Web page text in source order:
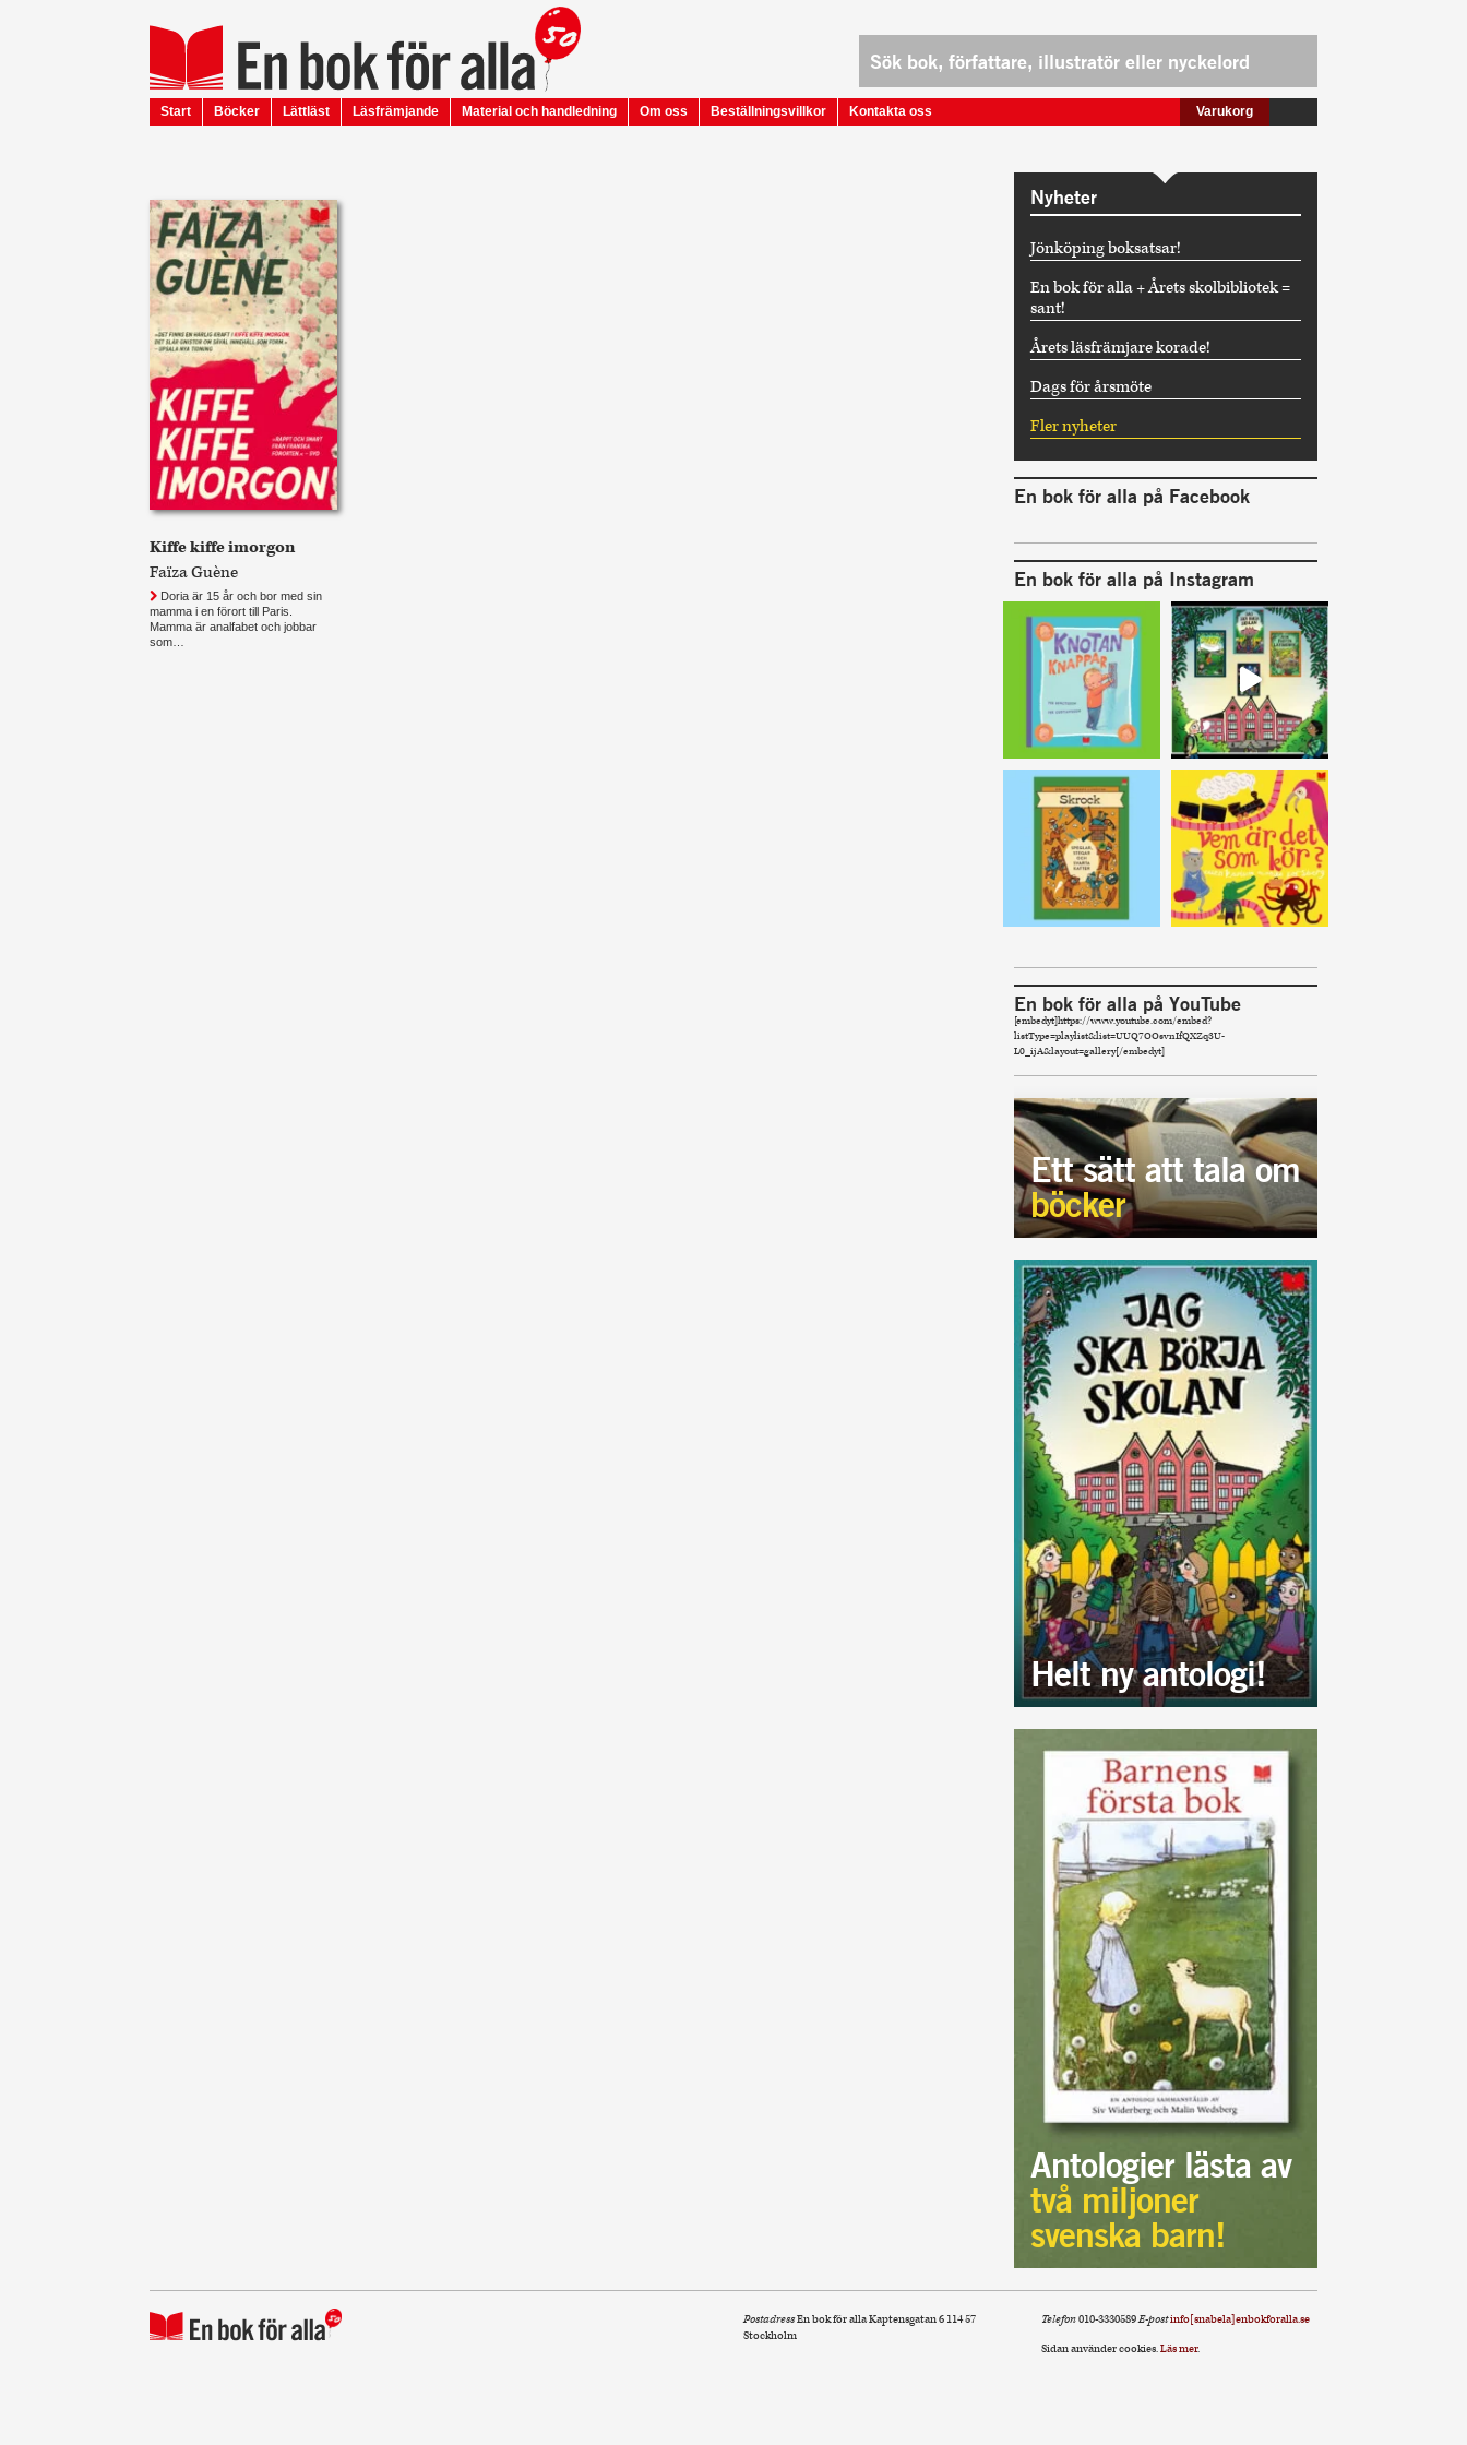
Start Böcker Lättläst Läsfrämjande Material och handledning Om oss Beställningsvillkor Kontakta oss Varukorg
Kiffe kiffe imorgon
Faïza Guène
Doria är 15 år och bor med sin
mamma i en förort till Paris.
Mamma är analfabet och jobbar
som…
Nyheter
Jönköping boksatsar!
En bok för alla + Årets skolbibliotek =
sant!
Årets läsfrämjare korade!
Dags för årsmöte
Fler nyheter
En bok för alla på Facebook
En bok för alla på Instagram
En bok för alla på YouTube
[embedyt]https://www.youtube.com/embed?
listType=playlist&list=UUQ7OOsvnIfQXZq3U-
L0_ijA&layout=gallery[/embedyt]
Ett sätt att tala om
böcker
Helt ny antologi!
Antologier lästa av
två miljoner
svenska barn!
Telefon010-3330589E-postinfo[snabela]enbokforalla.se
Sidan använder cookies.Läs mer.
PostadressEn bok för alla Kaptensgatan 6 114 57
Stockholm